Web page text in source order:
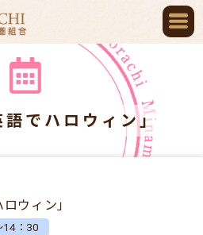
でハロウィン」
ウィン」
14：30